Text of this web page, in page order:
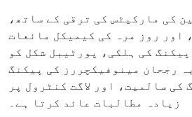
کی مارکیٹس کی ترقی کے ساتھ،
اور روز مرہ کی کیمیکل مائعات
کی ہلکی، پورٹیبل شکل کو
رجحان مینوفیکچررز کی پیکنگ
کی سالمیت، اور لاگت کنٹرول پر
زیادہ مطالبات عائد کرتا ہے۔